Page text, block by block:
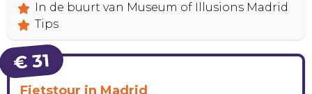
In de buurt van Museum of Illusions Madrid
Tips
€ 31
Fietstour in Madrid